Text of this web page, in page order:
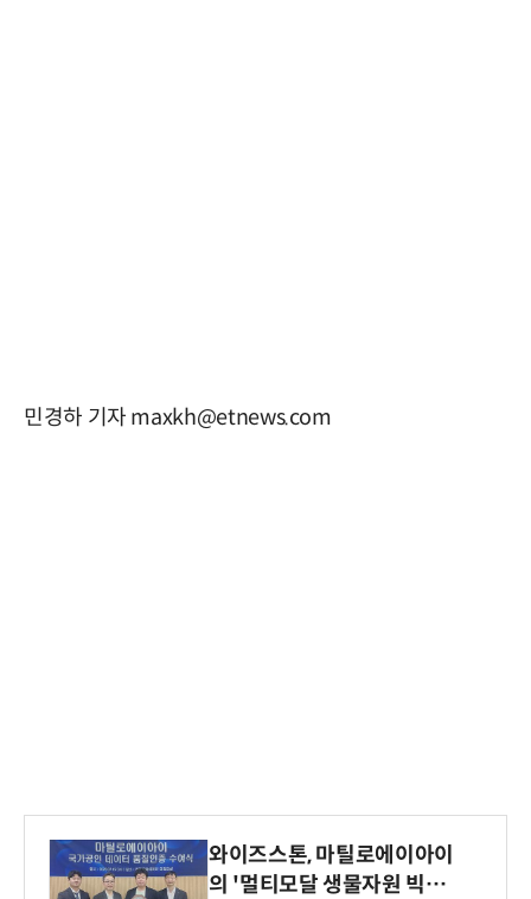
민경하 기자 maxkh@etnews.com
와이즈스톤, 마틸로에이아이
의 '멀티모달 생물자원 빅데